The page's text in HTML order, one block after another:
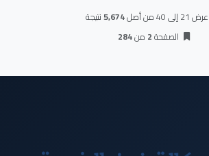
عرض 21 إلى 40 من أصل 5,674نتيجة
الصفحة2 من284